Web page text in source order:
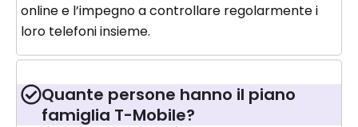
online e l’impegno a controllare regolarmente i
loro telefoni insieme.
Quante persone hanno il piano
famiglia T-Mobile?